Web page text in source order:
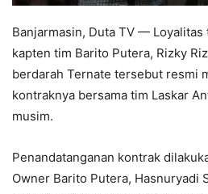
Banjarmasin, Duta TV — Loyalitas
kapten tim Barito Putera, Rizky
berdarah Ternate tersebut resmi
kontraknya bersama tim Laskar
musim.
Penandatanganan kontrak
Owner Barito Putera, Hasnuryadi